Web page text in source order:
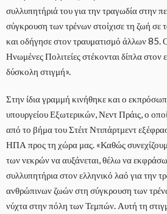
συλλυπητήριά του για την τραγωδία στην
σύγκρουση των τρένων στοίχισε τη ζωή σε
και οδήγησε στον τραυματισμό άλλων 85.
Ηνωμένες Πολιτείες στέκονται δίπλα στον
δύσκολη στιγμή».
Στην ίδια γραμμή κινήθηκε και ο
υπουργείου Εξωτερικών, Νεντ Πράις, ο
από το βήμα του Στέιτ Ντιπάρτμεντ
ΗΠΑ προς τη χώρα μας. «Καθώς
των νεκρών να αυξάνεται, θέλω να εκφράσω
συλλυπητήρια στον ελληνικό λαό για την
ανθρώπινων ζωών στη σύγκρουση των
νύχτα στην πόλη των Τεμπών. Αυτή τη